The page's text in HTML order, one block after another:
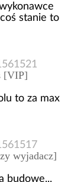
stanie to
[VIP]
to za max
wyjadacz]
budowę...